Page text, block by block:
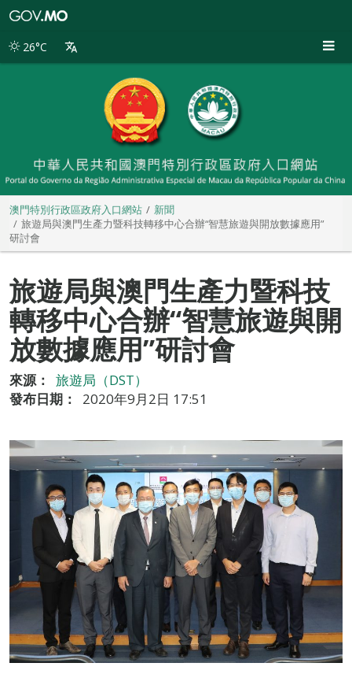
別
26°C
澳門特別行政區政府入口網站
新聞
旅遊局與澳門生產力暨科技轉移中心合辦“智慧旅遊與開放數據應用”
研討會
旅遊局與澳門生產力暨科技
轉移中心合辦“智慧旅遊與開
放數據應用”研討會
來源：
旅遊局（DST）
發布日期：
2020年9月2日 17:51